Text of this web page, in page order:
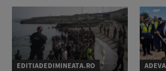
EDITIADEDIMINEATA.RO